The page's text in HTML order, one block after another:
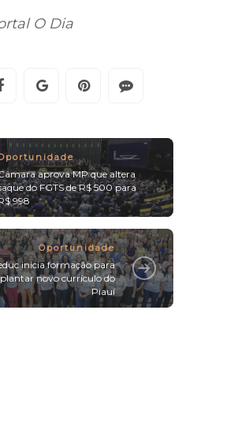
O Dia
aprova MP que altera
do FGTS de R$ 500 para
998
Oportunidade
inicia formação para
novo currículo do
Piauí